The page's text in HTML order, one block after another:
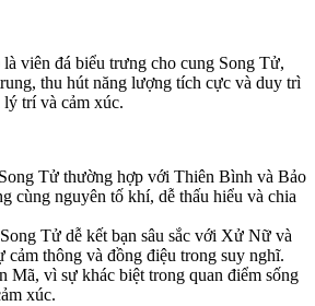
viên đá biểu trưng cho cung Song Tử,
thu hút năng lượng tích cực và duy trì
lý trí và cảm xúc.
Song Tử thường hợp với Thiên Bình và Bảo
cùng nguyên tố khí, dễ thấu hiểu và chia
Song Tử dễ kết bạn sâu sắc với Xử Nữ và
cảm thông và đồng điệu trong suy nghĩ.
Mã, vì sự khác biệt trong quan điểm sống
xúc.